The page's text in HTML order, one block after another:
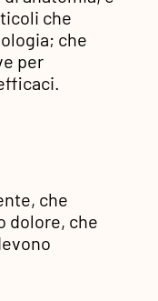
che
che
per
che
dolore, che